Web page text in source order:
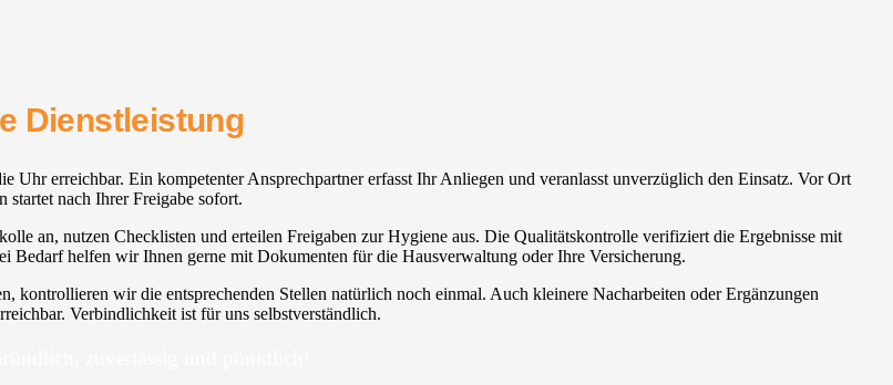
Dienstleistung
erreichbar. Ein kompetenter Ansprechpartner erfasst Ihr Anliegen und veranlasst unverzüglich den Einsatz. Vor Ort
nach Ihrer Freigabe sofort.
an, nutzen Checklisten und erteilen Freigaben zur Hygiene aus. Die Qualitätskontrolle verifiziert die Ergebnisse mit
Bedarf helfen wir Ihnen gerne mit Dokumenten für die Hausverwaltung oder Ihre Versicherung.
kontrollieren wir die entsprechenden Stellen natürlich noch einmal. Auch kleinere Nacharbeiten oder Ergänzungen
Verbindlichkeit ist für uns selbstverständlich.